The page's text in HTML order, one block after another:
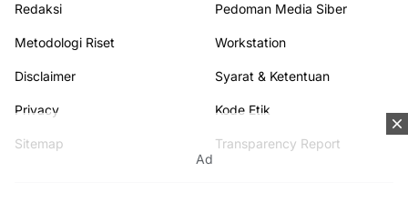
Ad
Redaksi Pedoman Media Siber
Metodologi Riset Workstation
Disclaimer Syarat & Ketentuan
Privacy Kode Etik
Sitemap Transparency Report